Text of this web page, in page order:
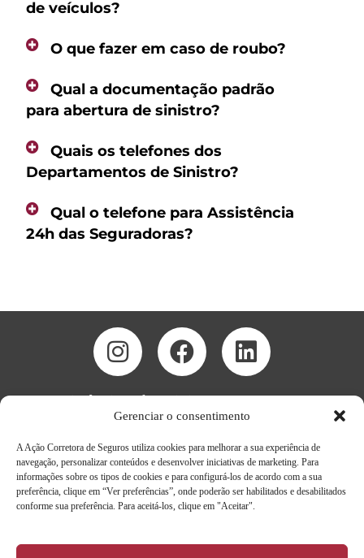
Gerenciar o consentimento
A Ação Corretora de Seguros utiliza cookies para melhorar a sua experiência de
navegação, personalizar conteúdos e desenvolver iniciativas de marketing. Para
informações sobre os tipos de cookies e para configurá-los de acordo com a sua
preferência, clique em “Ver preferências”, onde poderão ser habilitados e desabilitados
conforme sua preferência. Para aceitá-los, clique em "Aceitar".
de veículos?
O que fazer em caso de roubo?
Qual a documentação padrão
para abertura de sinistro?
Quais os telefones dos
Departamentos de Sinistro?
Qual o telefone para Assistência
24h das Seguradoras?
Setembro,
2005 a
2008 -
Batel -
Curitiba/PR
- 80240-
Assistência 24h e Sinistro
41 3338-7575